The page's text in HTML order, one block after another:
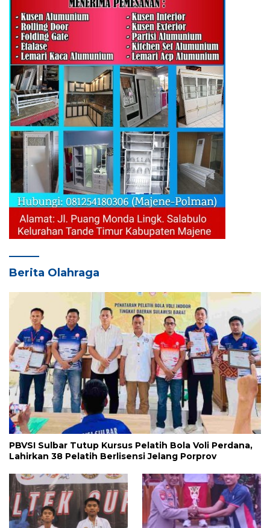
Berita Olahraga
PBVSI Sulbar Tutup Kursus Pelatih Bola Voli Perdana,
Lahirkan 38 Pelatih Berlisensi Jelang Porprov